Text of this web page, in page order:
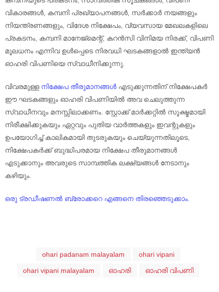
വികാരങ്ങൾ, കമ്പനി പ്രഖ്യാപനങ്ങൾ, സർക്കാർ നയങ്ങളും
നിയന്ത്രണങ്ങളും, വിദേശ നിക്ഷേപം, വ്യവസായ മേഖലകളിലെ
പ്രകടനം, കമ്പനി മാനേജ്മെന്റ്, കറൻസി വിനിമയ നിരക്ക്, വിപണി
മൂലധനം എന്നിവ ഉൾപ്പെടെ നിരവധി ഘടകങ്ങളാൽ ഇന്ത്യൻ
ഓഹരി വിപണിയെ സ്വാധീനിക്കുന്നു.
വിവരമുള്ള നിക്ഷേപ തീരുമാനങ്ങൾ എടുക്കുന്നതിന് നിക്ഷേപകർ
ഈ ഘടകങ്ങളും ഓഹരി വിപണിയിൽ അവ ചെലുത്തുന്ന
സ്വാധീനവും മനസ്സിലാക്കണം. സ്റ്റോക്ക് മാർക്കറ്റിൽ സൂക്ഷ്മമായി
നിരീക്ഷിക്കുകയും ഏറ്റവും പുതിയ വാർത്തകളും ഇവന്റുകളും
ഉപയോഗിച്ച് കാലികമായി തുടരുകയും ചെയ്യുന്നതിലൂടെ,
നിക്ഷേപകർക്ക് ബുദ്ധിപരമായ നിക്ഷേപ തീരുമാനങ്ങൾ
എടുക്കാനും അവരുടെ സാമ്പത്തിക ലക്ഷ്യങ്ങൾ നേടാനും
കഴിയും.
ഒരു ട്രഡീഷണൽ ബ്രോക്കറെ എങ്ങനെ തിരഞ്ഞെടുക്കാം.
ohari padanam malayalam ohari vipani
ohari vipani malayalam ഓഹരി ഓഹരി വിപണി